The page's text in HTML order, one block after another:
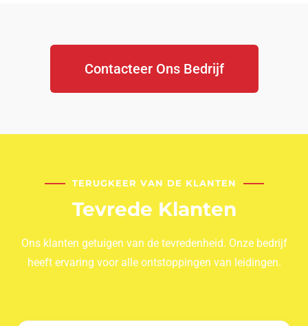
Contacteer Ons Bedrijf
TERUGKEER VAN DE KLANTEN
Tevrede Klanten
Ons klanten getuigen van de tevredenheid. Onze bedrijf
heeft ervaring voor alle ontstoppingen van leidingen.